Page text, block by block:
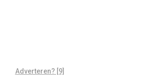
Adverteren? [9]